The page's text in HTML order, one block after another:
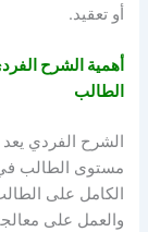
أو تعقيد.
أهمية الشرح
الطالب
الشرح الفردي
مستوى الطالب في
الكامل على
والعمل على